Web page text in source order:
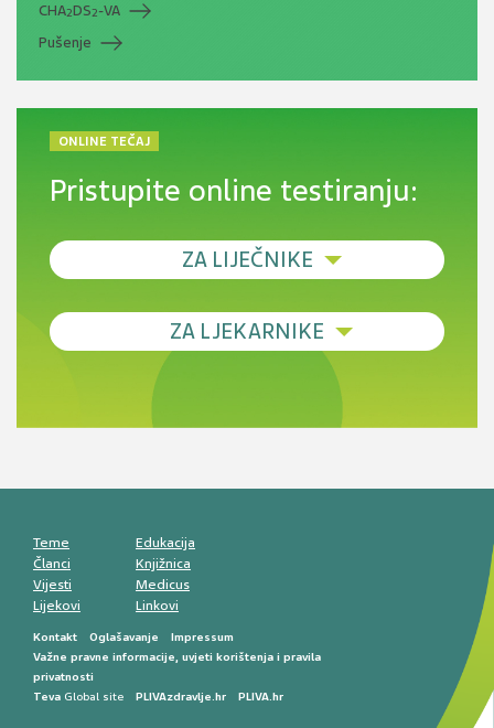
CHA2DS2-VA
Pušenje
ONLINE TEČAJ
Pristupite online testiranju:
ZA LIJEČNIKE
Debljina - od prevencije do personalizirane
Novi pogled na migrenu: komorbiditeti, spolne
razlike i nove terapije
smetnji do rane onkološke dijagnostike
ZA LJEKARNIKE
Antikoagulansi u ljekarničkoj praksi –
Teme
Članci
Vijesti
Lijekovi
Edukacija
Knjižnica
Medicus
Linkovi
Kontakt Oglašavanje
Impressum
Važne pravne informacije, uvjeti korištenja i pravila
privatnosti
Teva Global site PLIVAzdravlje.hr PLIVA.hr